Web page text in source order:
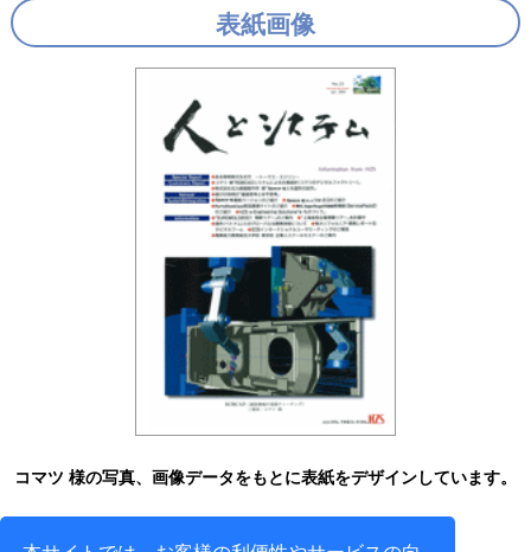
表紙画像
コマツ 様の写真、画像データをもとに表紙をデザインしています。